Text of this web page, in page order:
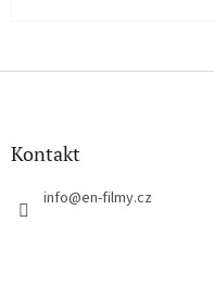
Z
Kontakt
info@en-filmy.cz